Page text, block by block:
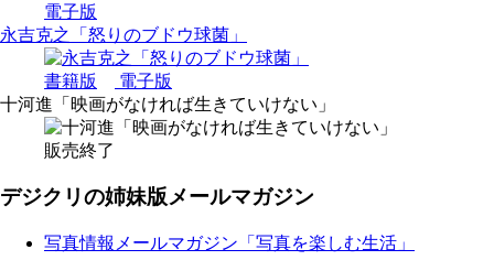
電子版
永吉克之「怒りのブドウ球菌」
書籍版
電子版
十河進「映画がなければ生きていけない」
販売終了
デジクリの姉妹版メールマガジン
写真情報メールマガジン「写真を楽しむ生活」